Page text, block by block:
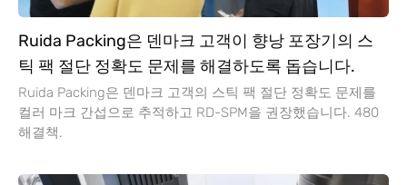
Ruida Packing은 덴마크 고객이 향낭 포장기의 스
틱 팩 절단 정확도 문제를 해결하도록 돕습니다.
Ruida Packing은 덴마크 고객의 스틱 팩 절단 정확도 문제를
컬러 마크 간섭으로 추적하고 RD-SPM을 권장했습니다. 480
해결책.